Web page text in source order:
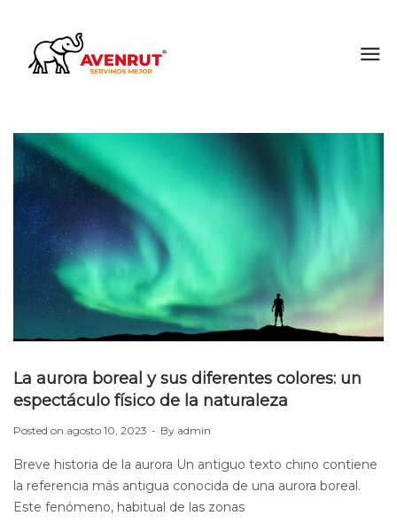
La aurora boreal y sus diferentes colores: un
espectáculo físico de la naturaleza
Posted on agosto 10, 2023 By admin
Breve historia de la aurora Un antiguo texto chino contiene
la referencia más antigua conocida de una aurora boreal.
Este fenómeno, habitual de las zonas